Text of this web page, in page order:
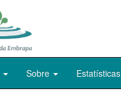
Sobre Estatísticas